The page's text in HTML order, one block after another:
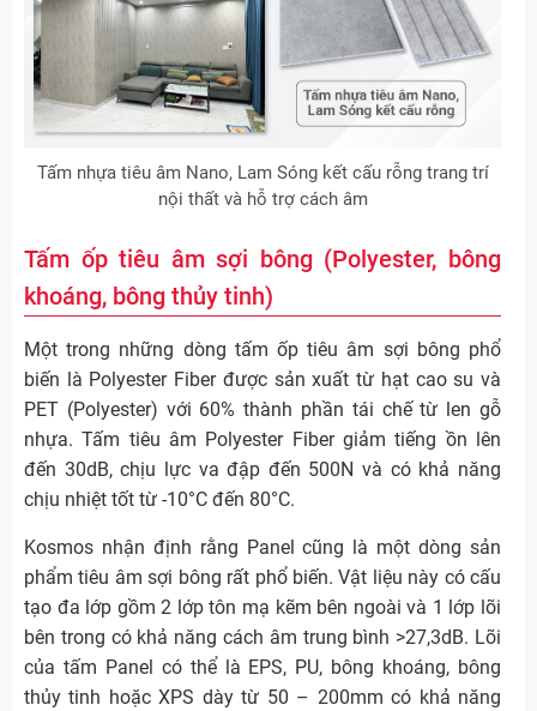
Tấm nhựa tiêu âm Nano, Lam Sóng kết cấu rỗng trang trí
nội thất và hỗ trợ cách âm
Tấm ốp tiêu âm sợi bông (Polyester, bông
khoáng, bông thủy tinh)
Một trong những dòng tấm ốp tiêu âm sợi bông phổ
biến là Polyester Fiber được sản xuất từ hạt cao su và
PET (Polyester) với 60% thành phần tái chế từ len gỗ
nhựa. Tấm tiêu âm Polyester Fiber giảm tiếng ồn lên
đến 30dB, chịu lực va đập đến 500N và có khả năng
chịu nhiệt tốt từ -10°C đến 80°C.
Kosmos nhận định rằng Panel cũng là một dòng sản
phẩm tiêu âm sợi bông rất phổ biến. Vật liệu này có cấu
tạo đa lớp gồm 2 lớp tôn mạ kẽm bên ngoài và 1 lớp lõi
bên trong có khả năng cách âm trung bình >27,3dB. Lõi
của tấm Panel có thể là EPS, PU, bông khoáng, bông
thủy tinh hoặc XPS dày từ 50 – 200mm có khả năng